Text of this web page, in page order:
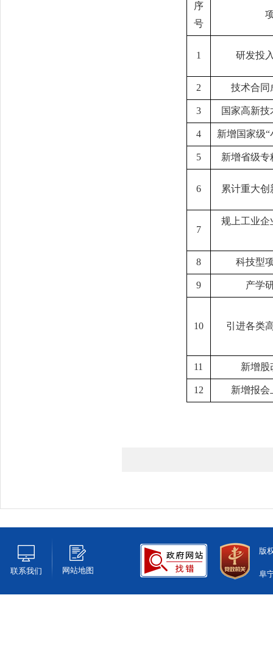
序
号
1 研发投
2 技术合同
3 国家高新
4 新增国家级“
5 新增省级
6 累计重大
7
规上工业企
8 科技型
9 产学
10 引进各类
11 新增股
12 新增报会
联系我们 网站地图
版
阜